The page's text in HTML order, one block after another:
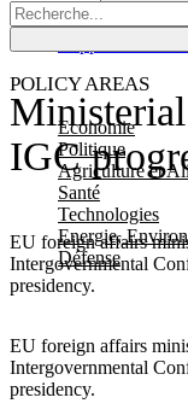
POLICY AREAS
Economie
Politique
Agriculture et
Santé
Technologies
Energie,
Défense
IGC
EU foreign affairs
Intergovernmental
presidency.
EU foreign affairs
Intergovernmental
presidency.